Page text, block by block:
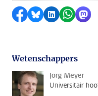
Delen op Facebook
Delen viaDelen op
Delen
Wetenschappers
Jörg Meyer
Universitair